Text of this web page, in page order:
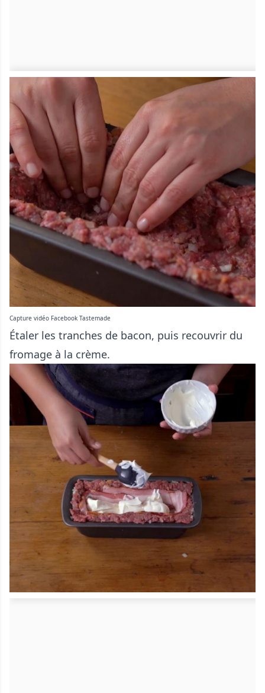
Capture vidéo Facebook Tastemade
Étaler les tranches de bacon, puis recouvrir du
fromage à la crème.